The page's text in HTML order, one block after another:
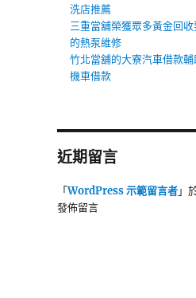
洗店推薦
三重當舖榮獲眾多黃金回
的熱泵維修
竹北當舖的大寮汽車借款
機車借款
近期留言
「WordPress 示範留言者」
發佈留言